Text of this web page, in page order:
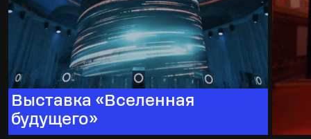
Выставка «Вселенная
будущего»